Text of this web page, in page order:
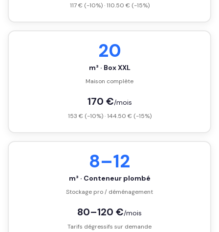
117 € (-10%) · 110.50 € (-15%)
20
m³ · Box XXL
Maison complète
170 €/mois
153 € (-10%) · 144.50 € (-15%)
8–12
m³ · Conteneur plombé
Stockage pro / déménagement
80–120 €/mois
Tarifs dégressifs sur demande